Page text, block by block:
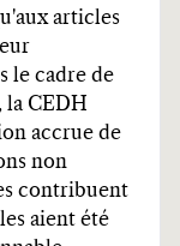
articles
le cadre de
CEDH
accrue de
non
contribuent
aient été